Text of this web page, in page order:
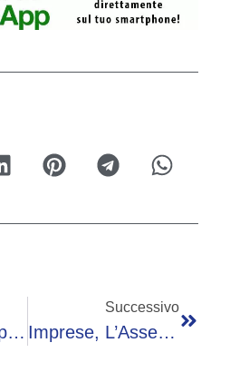
Equilibri E Prospettive Del Sistema Salute – Diretta Giovedì Dalle 10
Successivo
Imprese, L’Assemblea Di Confindustria Verona Nomina Vicepresidenti Biroccio (Gsk) E Zanardi